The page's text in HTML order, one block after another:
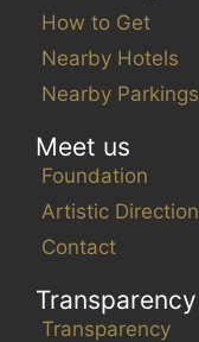
How to Get
Nearby Hotels
Nearby Parkings
Meet us
Foundation
Artistic Direction
Contact
Transparency
Transparency